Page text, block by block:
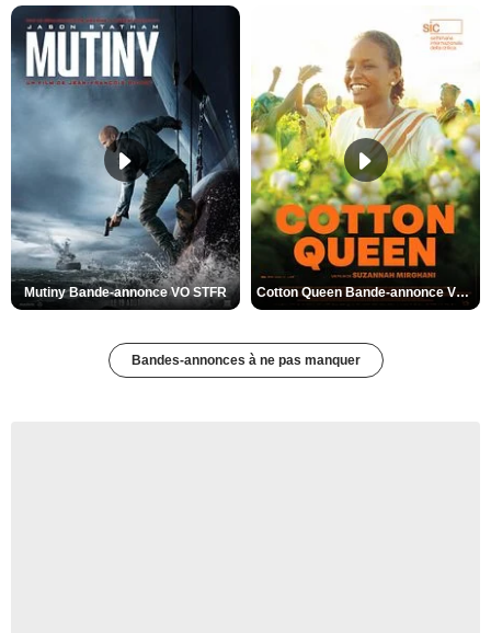
Mutiny Bande-annonce VO STFR Cotton Queen Bande-annonce VO STFR
Bandes-annonces à ne pas manquer